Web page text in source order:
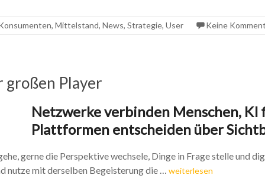
, Mittelstand, News, Strategie, User Keine
großen Player
Netzwerke verbinden Menschen,
Plattformen entscheiden über
gerne die Perspektive wechsele, Dinge in Frage stelle und
nutze mit derselben Begeisterung die … weiterlesen